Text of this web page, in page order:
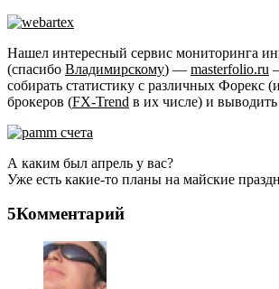
Нашел интересный сервис мониторинга
(спасибо Владимирскому) — masterfolio.ru
собирать статистику с различных Форекс
брокеров (FX-Trend в их числе) и
А каким был апрель у вас?
Уже есть какие-то планы на майские
5Комментарий